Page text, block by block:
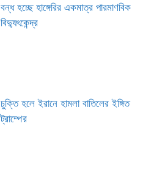
বন্ধ হচ্ছে হাঙ্গেরির একমাত্র পারমাণবিক
বিদ্যুৎকেন্দ্র
চুক্তি হলে ইরানে হামলা বাতিলের ইঙ্গিত
ট্রাম্পের